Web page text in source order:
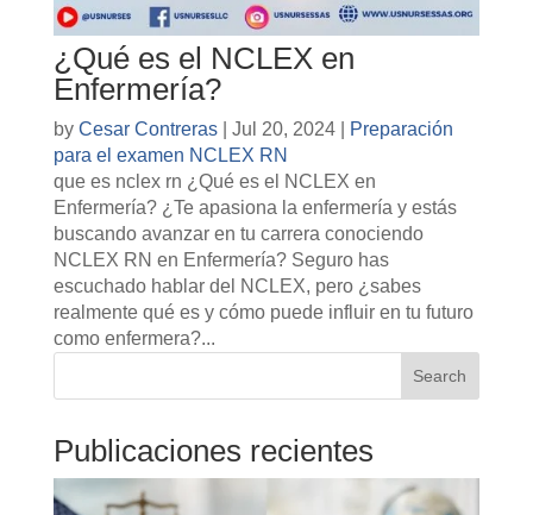
¿Qué es el NCLEX en
Enfermería?
by Cesar Contreras| Jul 20, 2024|
Preparación
para el examen NCLEX RN
que es nclex rn ¿Qué es el NCLEX en
Enfermería? ¿Te apasiona la enfermería y estás
buscando avanzar en tu carrera conociendo
NCLEX RN en Enfermería? Seguro has
escuchado hablar del NCLEX, pero ¿sabes
realmente qué es y cómo puede influir en tu futuro
como enfermera?...
Search
Publicaciones recientes